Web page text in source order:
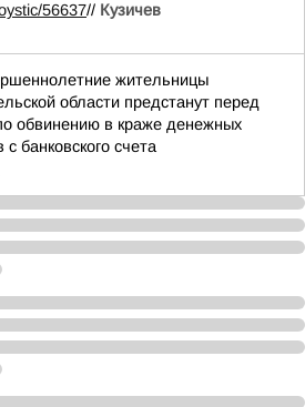
56637// Кузичев
жительницы
области предстанут перед
обвинению в краже денежных
с банковского счета